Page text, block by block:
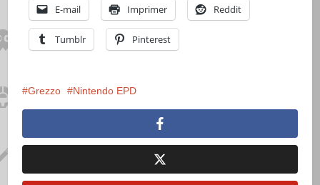
E-mail Imprimer Reddit
Tumblr Pinterest
Grezzo Nintendo EPD